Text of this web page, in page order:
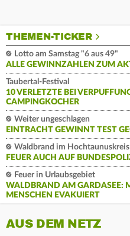
THEMEN-TICKER
Lotto am Samstag "6 aus 49"
ALLE GEWINNZAHLEN ZUM
Taubertal-Festival
10 VERLETZTE BEI
CAMPINGKOCHER
Weiter ungeschlagen
EINTRACHT GEWINNT TEST
Waldbrand im Hochtaunuskreis
FEUER AUCH AUF
Feuer in Urlaubsgebiet
WALDBRAND AM GARDASEE:
MENSCHEN EVAKUIERT
AUS DEM NETZ